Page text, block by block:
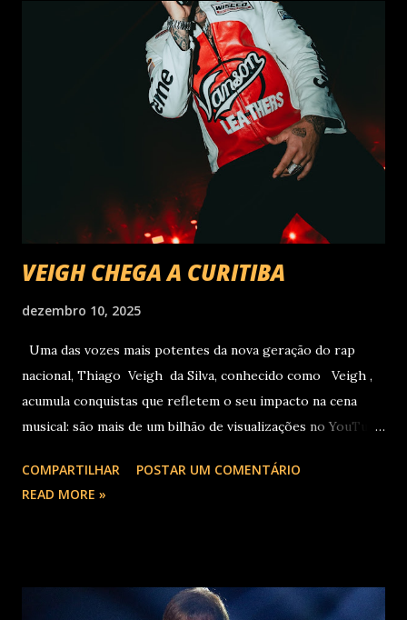
VEIGH CHEGA A CURITIBA
dezembro 10, 2025
Uma das vozes mais potentes da nova geração do rap
nacional, Thiago Veigh da Silva, conhecido como Veigh ,
acumula conquistas que refletem o seu impacto na cena
musical: são mais de um bilhão de visualizações no YouTube,
10 milhões de seguidores nas redes sociais, além de figurar
entre os nomes da prestigiada lista Forbes Under 30 de
milhões de plays em menos de 24 horas após o
COMPARTILHAR
POSTAR UM COMENTÁRIO
READ MORE »